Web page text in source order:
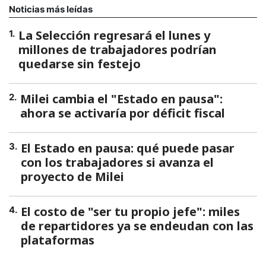
Noticias más leídas
1. La Selección regresará el lunes y
millones de trabajadores podrían
quedarse sin festejo
2. Milei cambia el "Estado en pausa":
ahora se activaría por déficit fiscal
3. El Estado en pausa: qué puede pasar
con los trabajadores si avanza el
proyecto de Milei
4. El costo de "ser tu propio jefe": miles
de repartidores ya se endeudan con las
plataformas